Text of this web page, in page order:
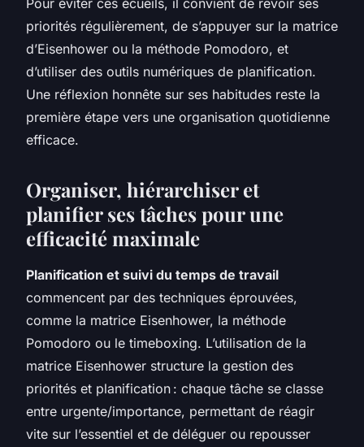
priorités régulièrement, de s’appuyer sur la matrice
d’Eisenhower ou la méthode Pomodoro, et
d’utiliser des outils numériques de planification.
Une réflexion honnête sur ses habitudes reste la
première étape vers une organisation quotidienne
efficace.
Organiser, hiérarchiser et
planifier ses tâches pour une
efficacité maximale
Planification et suivi du temps de travail
commencent par des techniques éprouvées,
comme la matrice Eisenhower, la méthode
Pomodoro ou le timeboxing. L’utilisation de la
matrice Eisenhower structure la gestion des
priorités et planification : chaque tâche se classe
entre urgente/importance, permettant de réagir
vite sur l’essentiel et de déléguer ou repousser